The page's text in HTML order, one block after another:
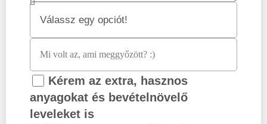
Kérem az extra, hasznos
anyagokat és bevételnövelő
leveleket is